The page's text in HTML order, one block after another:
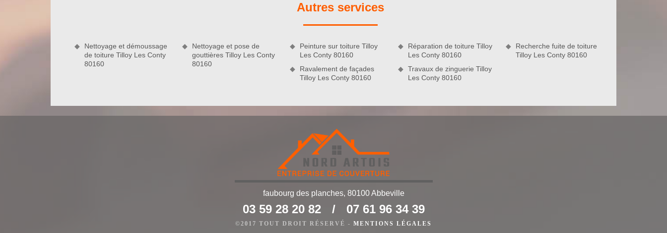
Un couvreur est une personne qui travaille dans le domaine de la couverture de maison. C’est un prestataire à
vous servir dans une très bonne condition. Alors, n’hésitez pas à nous faire appel.
La pose de toiture est une intervention délicate qui requiert un savoir-faire solide. En tant que couvreur,
Autres services
Nettoyage et démoussage
de toiture Tilloy Les Conty
80160
Nettoyage et pose de
gouttières Tilloy Les Conty
80160
Peinture sur toiture Tilloy
Les Conty 80160
Ravalement de façades
Tilloy Les Conty 80160
Réparation de toiture Tilloy
Les Conty 80160
Travaux de zinguerie Tilloy
Les Conty 80160
Recherche fuite de toiture
Tilloy Les Conty 80160
faubourg des planches, 80100 Abbeville
03 59 28 20 82 / 07 61 96 34 39
©2017 TOUT DROIT RÉSERVÉ - MENTIONS LÉGALES